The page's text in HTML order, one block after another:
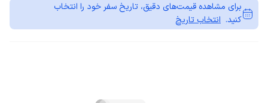
برای مشاهده قیمت‌های دقیق، تاریخ سفر خود را انتخاب
کنید. انتخاب تاریخ